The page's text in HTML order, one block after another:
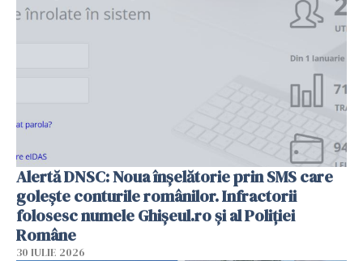
Alertă DNSC: Noua înșelătorie prin SMS care
golește conturile românilor. Infractorii
folosesc numele Ghișeul.ro și al Poliției
Române
30 IULIE 2026